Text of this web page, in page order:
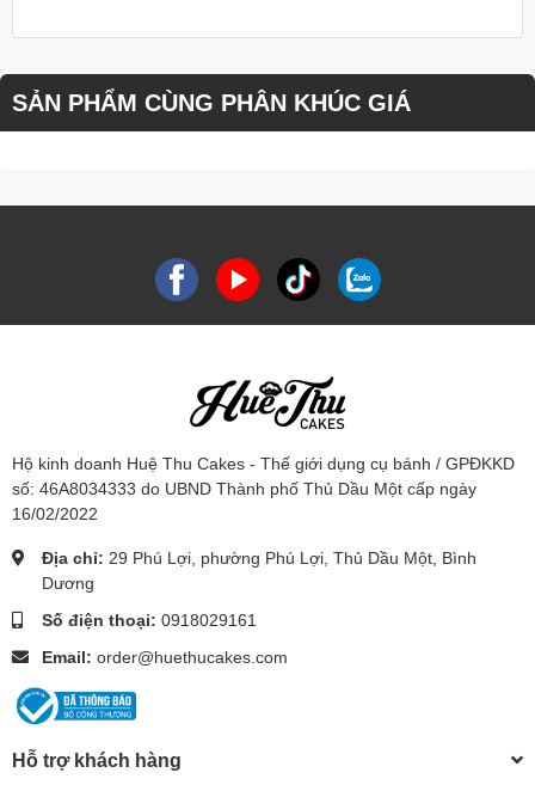
SẢN PHẨM CÙNG PHÂN KHÚC GIÁ
Hộ kinh doanh Huệ Thu Cakes - Thế giới dụng cụ bánh / GPĐKKD
số: 46A8034333 do UBND Thành phố Thủ Dầu Một cấp ngày
16/02/2022
Địa chỉ: 29 Phú Lợi, phường Phú Lợi, Thủ Dầu Một, Bình
Dương
Số điện thoại: 0918029161
Email: order@huethucakes.com
Hỗ trợ khách hàng